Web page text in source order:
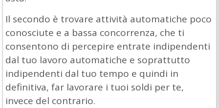
Il secondo è trovare attività automatiche poco
conosciute e a bassa concorrenza, che ti
consentono di percepire entrate indipendenti
dal tuo lavoro automatiche e soprattutto
indipendenti dal tuo tempo e quindi in
definitiva, far lavorare i tuoi soldi per te,
invece del contrario.